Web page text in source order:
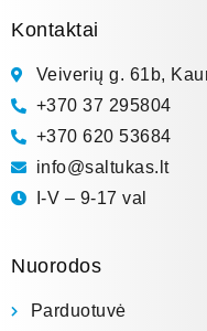
Kontaktai
Veiverių g. 61b,
+370 37 295804
+370 620 53684
info@saltukas.lt
I-V – 9-17 val
Nuorodos
Parduotuvė